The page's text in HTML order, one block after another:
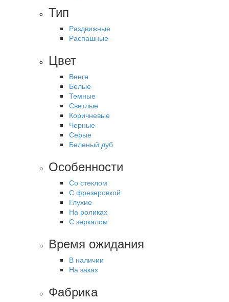
Тип
Раздвижные
Распашные
Цвет
Венге
Белые
Темные
Светлые
Коричневые
Черные
Серые
Беленый дуб
Особенности
Со стеклом
С фрезеровкой
Глухие
На роликах
С зеркалом
Время ожидания
В наличии
На заказ
Фабрика